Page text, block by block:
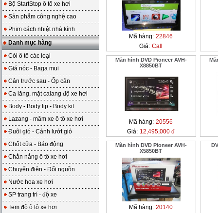
Bộ StartStop ô tô xe hơi
Sản phẩm công nghệ cao
Phim cách nhiệt nhà kính
Danh mục hàng
Còi ô tô các loại
Giá nóc - Baga mui
Cản trước sau - Ốp cản
Ca lăng, mặt calang độ xe hơi
Body - Body lip - Body kit
Lazang - mâm xe ô tô xe hơi
Đuôi gió - Cánh lướt gió
Chốt cửa - Báo động
Chắn nắng ô tô xe hơi
Chuyển điện - Đổi nguồn
Nước hoa xe hơi
SP trang trí - độ xe
Tem độ ô tô xe hơi
Mã hàng: 22846
Giá: Call
Màn hình DVD Pioneer AVH-
X8850BT
Mã hàng: 20556
Giá: 12,495,000 đ
Màn hình DVD Pioneer AVH-
X5850BT
Mã hàng: 20140